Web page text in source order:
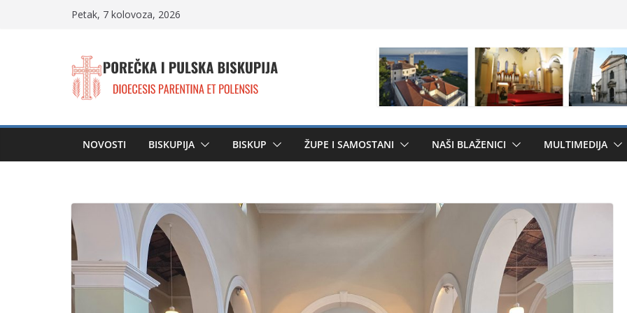
Petak, 7 kolovoza, 2026
NOVOSTI BISKUPIJA BISKUP ŽUPE I SAMOSTANI NAŠI BLAŽENICI MULTIMEDIJA